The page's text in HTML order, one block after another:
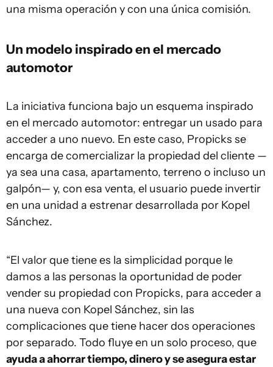
una misma operación y con una única comisión.
Un modelo inspirado en el mercado
automotor
La iniciativa funciona bajo un esquema inspirado
en el mercado automotor: entregar un usado para
acceder a uno nuevo. En este caso, Propicks se
encarga de comercializar la propiedad del cliente —
ya sea una casa, apartamento, terreno o incluso un
galpón— y, con esa venta, el usuario puede invertir
en una unidad a estrenar desarrollada por Kopel
Sánchez.
“El valor que tiene es la simplicidad porque le
damos a las personas la oportunidad de poder
vender su propiedad con Propicks, para acceder a
una nueva con Kopel Sánchez, sin las
complicaciones que tiene hacer dos operaciones
por separado. Todo fluye en un solo proceso, que
ayuda a ahorrar tiempo, dinero y se asegura estar